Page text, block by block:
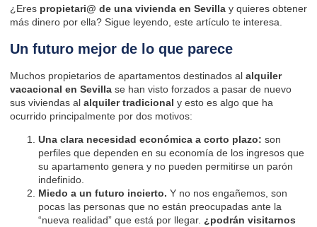
¿Eres propietari@ de una vivienda en Sevilla y quieres obtener
más dinero por ella? Sigue leyendo, este artículo te interesa.
Un futuro mejor de lo que parece
Muchos propietarios de apartamentos destinados al alquiler
vacacional en Sevilla se han visto forzados a pasar de nuevo
sus viviendas al alquiler tradicional y esto es algo que ha
ocurrido principalmente por dos motivos:
Una clara necesidad económica a corto plazo: son
perfiles que dependen en su economía de los ingresos que
su apartamento genera y no pueden permitirse un parón
indefinido.
Miedo a un futuro incierto. Y no nos engañemos, son
pocas las personas que no están preocupadas ante la
“nueva realidad” que está por llegar. ¿podrán visitarnos